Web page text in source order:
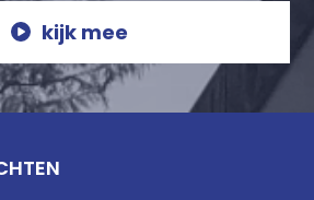
kijk mee